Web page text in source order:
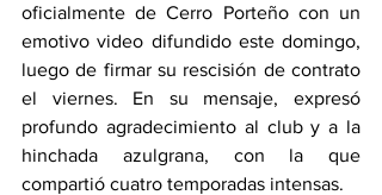
oficialmente de Cerro Porteño con un
emotivo video difundido este domingo,
luego de firmar su rescisión de contrato
el viernes. En su mensaje, expresó
profundo agradecimiento al club y a la
hinchada azulgrana, con la que
compartió cuatro temporadas intensas.